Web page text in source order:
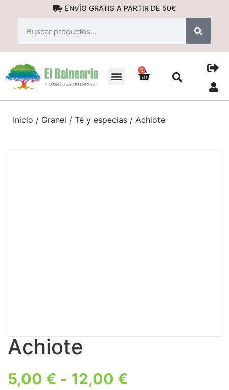
ENVÍO GRATIS A PARTIR DE 50€
0
Inicio / Granel / Té y especias / Achiote
Achiote
5,00 € - 12,00 €